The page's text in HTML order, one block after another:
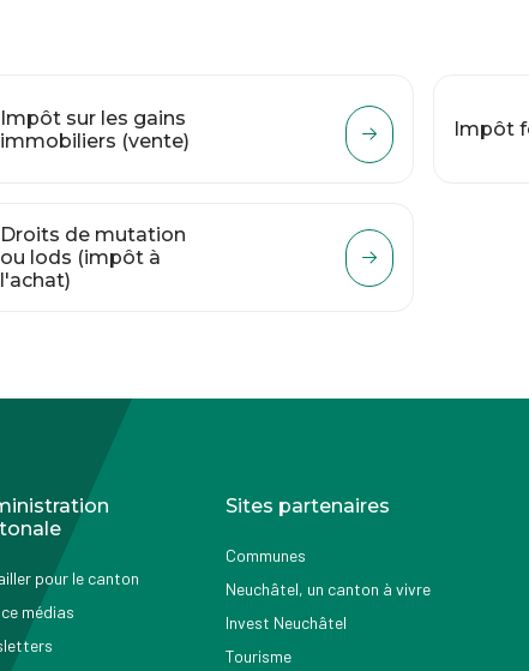
Impôt sur les gains
immobiliers (vente)
Impôt
Droits de mutation
ou lods (impôt à
l'achat)
pour le canton
médias
Sites partenaires
Communes
Neuchâtel, un canton à vivre
Invest Neuchâtel
Tourisme